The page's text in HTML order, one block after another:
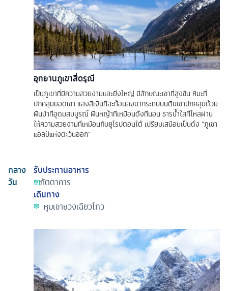
อุทยานภูเขาสี่ดรุณี
เป็นภูเขาที่มีความสวยงามและยิ่งใหญ่ มีลักษณะเขาที่สูงชัน หิมะที่
ปกคลุมยอดเขา แสงสีเงินที่สะท้อนลงมากระทบบนตีนเขาปกคลุมด้วย
ผืนป่าที่อุดมสมบูรณ์ ผืนหญ้าที่เหมือนดั่งที่นอน ธารน้ำใสที่ไหลผ่าน
ให้ความสวยงามที่เหมือนกับยุโรปตอนใต้ เปรียบเสมือนเป็นดั่ง “ภูเขา
แอลป์แห่งตะวันออก”
กลาง
วัน
รับประทานอาหาร
ภัตตาคาร
เดินทาง
หุบเขาซวงเฉียวโกว